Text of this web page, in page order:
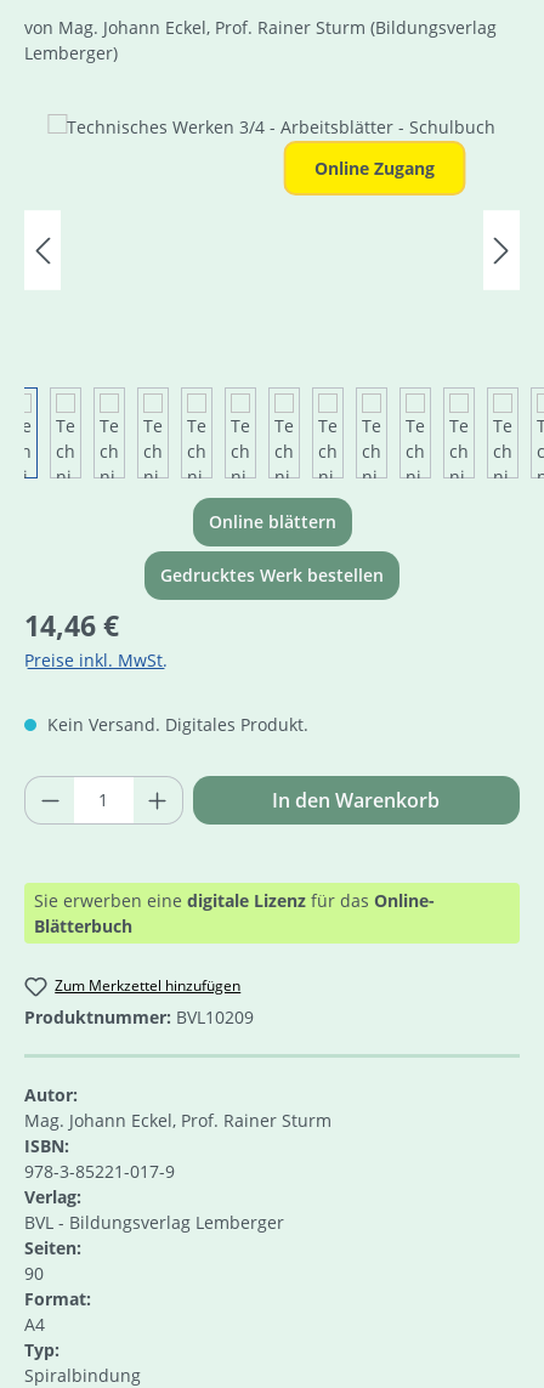
von Mag. Johann Eckel, Prof. Rainer Sturm (Bildungsverlag
Lemberger)
Bildergalerie überspringen
Online Zugang
Online blättern
Gedrucktes Werk bestellen
Regulärer Preis:
14,46 €
Preise inkl. MwSt.
Kein Versand. Digitales Produkt.
Produkt Anzahl: Gib den gewünschten
In den Warenkorb
Sie erwerben eine digitale Lizenz für das Online-
Blätterbuch
Zum Merkzettel hinzufügen
Produktnummer: BVL10209
Autor:
Mag. Johann Eckel, Prof. Rainer Sturm
ISBN:
978-3-85221-017-9
Verlag:
BVL - Bildungsverlag Lemberger
Seiten:
90
Format:
A4
Typ:
Spiralbindung